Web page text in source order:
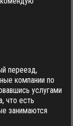
переезд,
компании по
услугами
что есть
занимаются